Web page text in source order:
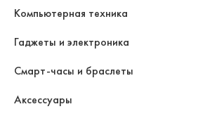
Компьютерная техника
Гаджеты и электроника
Смарт-часы и браслеты
Аксессуары